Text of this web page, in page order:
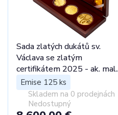
Sada zlatých dukátů sv.
Václava se zlatým
certifikátem 2025 - ak. mal.
Vladimír Pavlica proof
Emise 125 ks
Skladem na 0 prodejnách
Nedostupný